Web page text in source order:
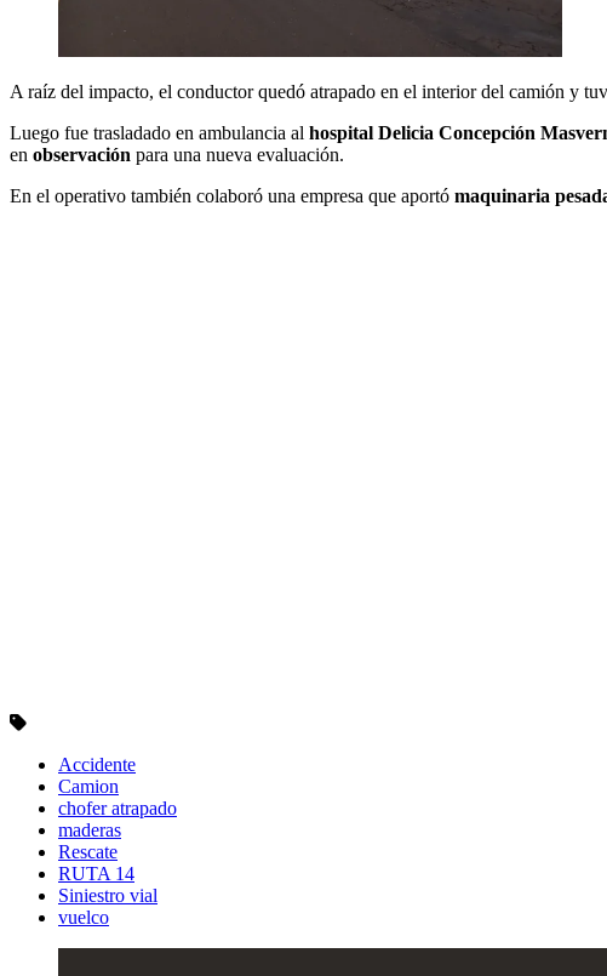
A raíz del impacto, el conductor quedó atrapado en el interior del camión y
Luego fue trasladado en ambulancia al hospital Delicia Concepción
en observación para una nueva evaluación.
En el operativo también colaboró una empresa que aportó maquinaria
Accidente
Camion
chofer atrapado
maderas
Rescate
RUTA 14
Siniestro vial
vuelco